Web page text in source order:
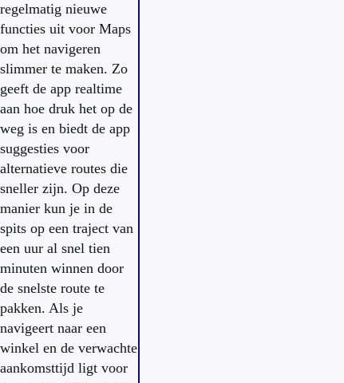
regelmatig nieuwe
functies uit voor Maps
om het navigeren
slimmer te maken. Zo
geeft de app realtime
aan hoe druk het op de
weg is en biedt de app
suggesties voor
alternatieve routes die
sneller zijn. Op deze
manier kun je in de
spits op een traject van
een uur al snel tien
minuten winnen door
de snelste route te
pakken. Als je
navigeert naar een
winkel en de verwachte
aankomsttijd ligt voor